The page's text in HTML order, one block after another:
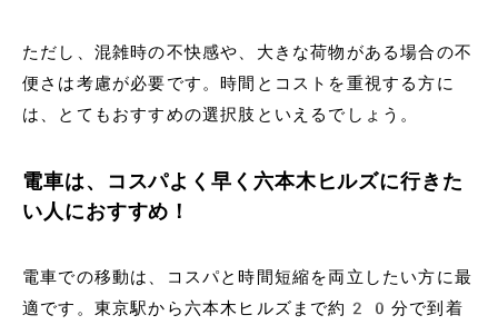
ただし、混雑時の不快感や、大きな荷物がある場合の不
便さは考慮が必要です。時間とコストを重視する方に
は、とてもおすすめの選択肢といえるでしょう。
電車は、コスパよく早く六本木ヒルズに行きた
い人におすすめ！
電車での移動は、コスパと時間短縮を両立したい方に最
適です。東京駅から六本木ヒルズまで約20分で到着